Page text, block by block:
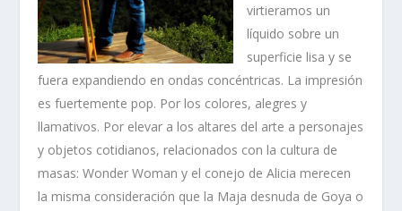
virtieramos un
líquido sobre un
superficie lisa y se
fuera expandiendo en ondas concéntricas. La impresión
es fuertemente pop. Por los colores, alegres y
llamativos. Por elevar a los altares del arte a personajes
y objetos cotidianos, relacionados con la cultura de
masas: Wonder Woman y el conejo de Alicia merecen
la misma consideración que la Maja desnuda de Goya o